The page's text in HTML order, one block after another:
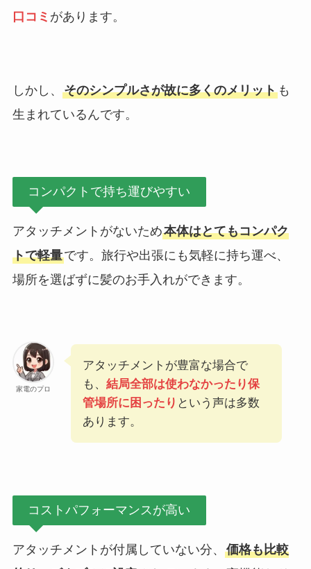
口コミ があります。
しかし、 そのシンプルさが故に多くのメリットも
生まれているんです。
コンパクトで持ち運びやすい
アタッチメントがないため本体はとてもコンパク
トで軽量です。旅行や出張にも気軽に持ち運べ、
場所を選ばずに髪のお手入れができます。
家電のプロ
アタッチメントが豊富な場合で
も、 結局全部は使わなかったり保
管場所に困ったり という声は多数
あります。
コストパフォーマンスが高い
アタッチメントが付属していない分、 価格も比較